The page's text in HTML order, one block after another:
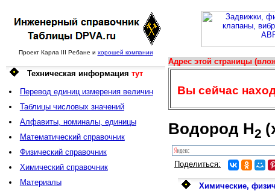
Проект Карла III Ребане и хорошей компании
Техническая информация тут
Перевод единиц измерения величин
Таблицы числовых значений
Алфавиты, номиналы, единицы
Математический справочник
Физический справочник
Химический справочник
Материалы
Адрес этой страницы
Вы сейчас
Водород H2
Поделиться:
Химические,